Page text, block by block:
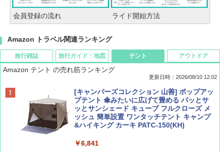
会員登録の流れ ライド開始方法
Amazon トラベル関連ランキング
旅行雑誌
BE-PAL(ビ-パル) 2026年 10 月号【特別付録:
ノルディスク 4ホール鋳鉄スキレット】
￥1,540
旅行ガイド・地図
地球の歩き方 スター・ウォーズ
￥2,695
テント
Amazon テント の売れ筋ランキング
更新日時：2026/08/10 12:02
[キャンパーズコレクション 山善] ポップアッ
プテント 傘みたいに広げて畳める パッとサ
ッとサンシェード キューブ フルクローズ メ
ッシュ 簡単設置 ワンタッチテント キャンプ
&ハイキング カーキ PATC-150(KH)
￥6,841
アウトドア